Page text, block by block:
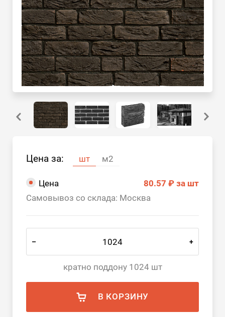
Цена за: шт м2
Цена 80.57 ₽ за шт
Самовывоз со склада: Москва
– +
кратно поддону 1024 шт
В КОРЗИНУ